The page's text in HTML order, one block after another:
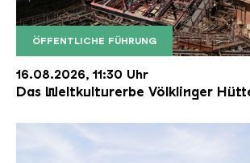
ÖFFENTLICHE FÜHRUNG
Der Erzschrägaufzug der
Copyright: Weltkulturerbe
16.08.2026, 11:30 Uhr
Das Weltkulturerbe Völklinger